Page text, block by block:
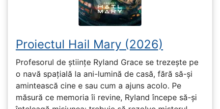
Proiectul Hail Mary (2026)
Profesorul de științe Ryland Grace se trezește pe
o navă spațială la ani-lumină de casă, fără să-și
amintească cine e sau cum a ajuns acolo. Pe
măsură ce memoria îi revine, Ryland începe să-și